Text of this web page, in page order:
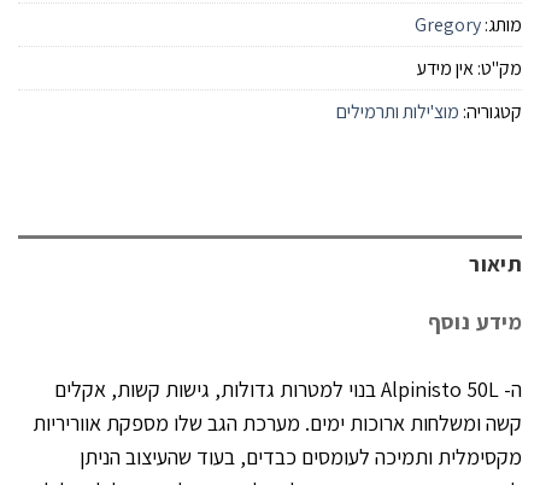
מותג:Gregory
מק"ט:אין מידע
קטגוריה: מוצ'ילות ותרמילים
תיאור
מידע נוסף
ה- Alpinisto 50L בנוי למטרות גדולות, גישות קשות, אקלים
קשה ומשלחות ארוכות ימים. מערכת הגב שלו מספקת אווריריות
מקסימלית ותמיכה לעומסים כבדים, בעוד שהעיצוב הניתן